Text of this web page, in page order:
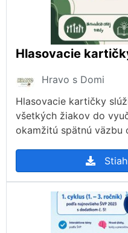
Hlasovacie
Hravo s Domi
Hlasovacie kartičky
všetkých žiakov do
okamžitú spätnú väzbu